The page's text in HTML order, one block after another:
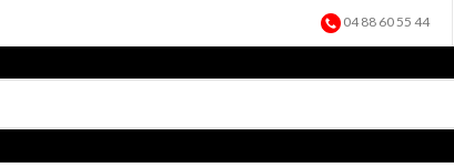
04 88 60 55 44